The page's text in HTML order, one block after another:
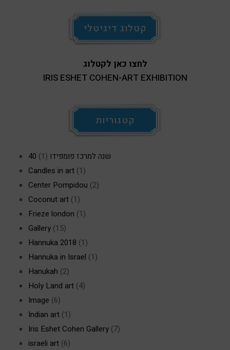
קטלוג דיגיטלי
לחצו כאן לקטלוג
IRIS ESHET COHEN-ART EXHIBITION
קטגוריות
40 שנה למרכז פומפידו (1)
Candles in art (1)
Center Pompidou (2)
Coconut art (1)
Frieze london (1)
Gallery (15)
Hannuka 2018 (1)
Hannuka in Israel (1)
Hanukah (2)
Holy Land art (4)
Image (6)
Indian art (1)
Iris Eshet Cohen Gallery (7)
israeli art (6)